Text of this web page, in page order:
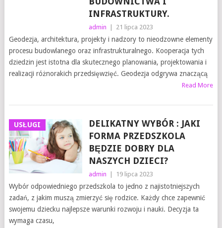
INFRASTRUKTURY.
admin 21 lipca 2023
Geodezja, architektura, projekty i nadzory to nieodzowne elementy
procesu budowlanego oraz infrastrukturalnego. Kooperacja tych
dziedzin jest istotna dla skutecznego planowania, projektowania i
realizacji różnorakich przedsięwzięć. Geodezja odgrywa znaczącą
Read More
USŁUGI
DELIKATNY WYBÓR : JAKI
FORMA PRZEDSZKOLA
BĘDZIE DOBRY DLA
NASZYCH DZIECI?
admin 19 lipca 2023
Wybór odpowiedniego przedszkola to jedno z najistotniejszych
zadań, z jakim muszą zmierzyć się rodzice. Każdy chce zapewnić
swojemu dziecku najlepsze warunki rozwoju i nauki. Decyzja ta
wymaga czasu,